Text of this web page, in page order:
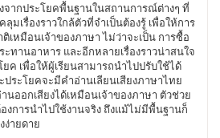
ากประโยคพื้นฐานในสถานการณ์ต่างๆ ที่
มเรื่องราวใกล้ตัวที่จำเป็นต้องรู้ เพื่อให้การ
เหมือนเจ้าของภาษา ไม่ว่าจะเป็น การซื้อ
ะทานอาหาร และอีกหลายเรื่องราวน่าสนใจ
ค เพื่อให้ผู้เรียนสามารถนำไปปรับใช้ได้
ระโยคจะมีคำอ่านเลียนเสียงภาษาไทย
นออกเสียงได้เหมือนเจ้าของภาษา ตัวช่วย
งการนำไปใช้งานจริง ถึงแม้ไม่มีพื้นฐานก็
ง่ายดาย